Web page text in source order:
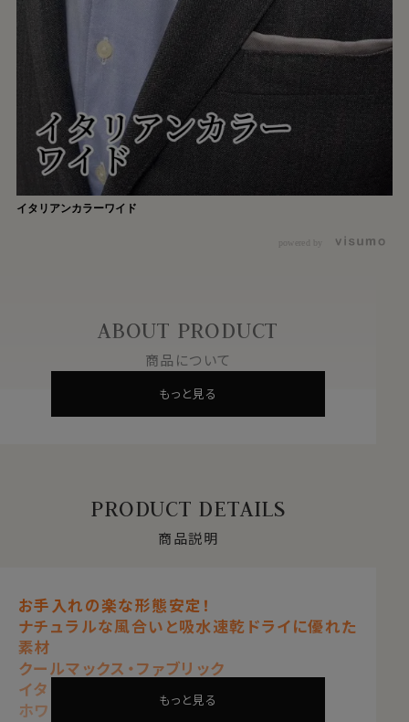
イタリアンカラーワイド
powered by
ABOUT PRODUCT
商品について
もっと見る
PRODUCT DETAILS
商品説明
お手入れの楽な形態安定！
ナチュラルな風合いと吸水速乾ドライに優れた
素材
クールマックス・ファブリック
イタリアンカラー・ワイドカラー
ホワイト 白
もっと見る